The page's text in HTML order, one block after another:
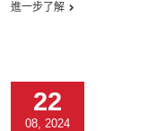
進一步了解
22
08, 2024